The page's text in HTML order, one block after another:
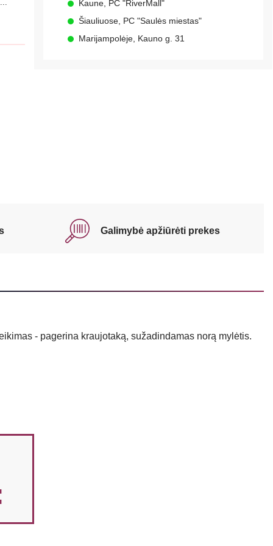
Kaune, PC "RiverMall"
Šiauliuose, PC "Saulės miestas"
Marijampolėje, Kauno g. 31
Galimybė apžiūrėti prekes
- pagerina kraujotaką, sužadindamas norą mylėtis.